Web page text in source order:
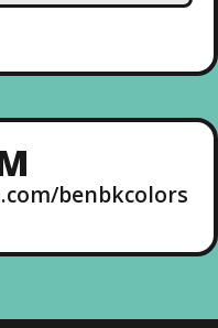
benbkcolors